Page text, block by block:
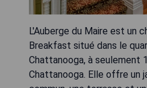
L'Auberge du Maire est un
Breakfast situé dans le
Chattanooga, à seulement
Chattanooga. Elle offre un